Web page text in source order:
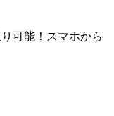
可能！スマホから